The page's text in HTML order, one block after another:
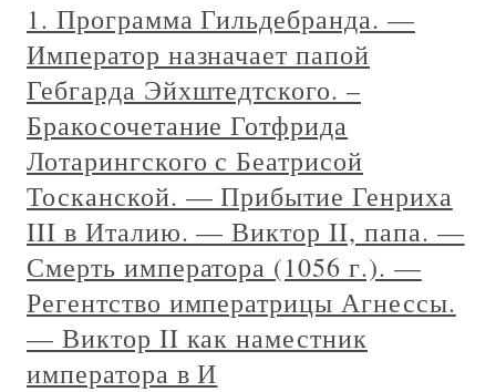
1. Программа Гильдебранда. —
Император назначает папой
Гебгарда Эйхштедтского. –
Бракосочетание Готфрида
Лотарингского с Беатрисой
Тосканской. — Прибытие Генриха
III в Италию. — Виктор II, папа. —
Смерть императора (1056 г.). —
Регентство императрицы Агнессы.
— Виктор II как наместник
императора в И